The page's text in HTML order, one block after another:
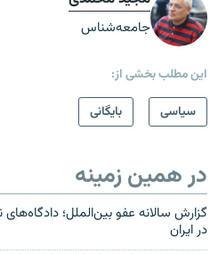
جامعه‌شناس
این مطلب بخشی از:
سیاسی
بایگانی
در همین زمینه
گزارش سالانه عفو بین‌الملل؛
در ایران